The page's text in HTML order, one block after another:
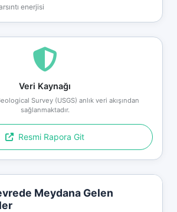
enerjisi
Veri Kaynağı
Survey (USGS) anlık veri akışından
sağlanmaktadır.
Resmi Rapora Git
Meydana Gelen